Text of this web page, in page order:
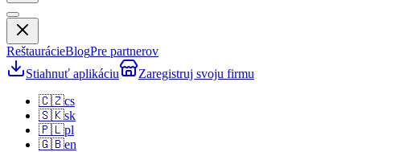
ReštaurácieBlogPre partnerov
Stiahnuť aplikáciu
Zaregistruj svoju firmu
🇨🇿cs
🇸🇰sk
🇵🇱pl
🇬🇧en